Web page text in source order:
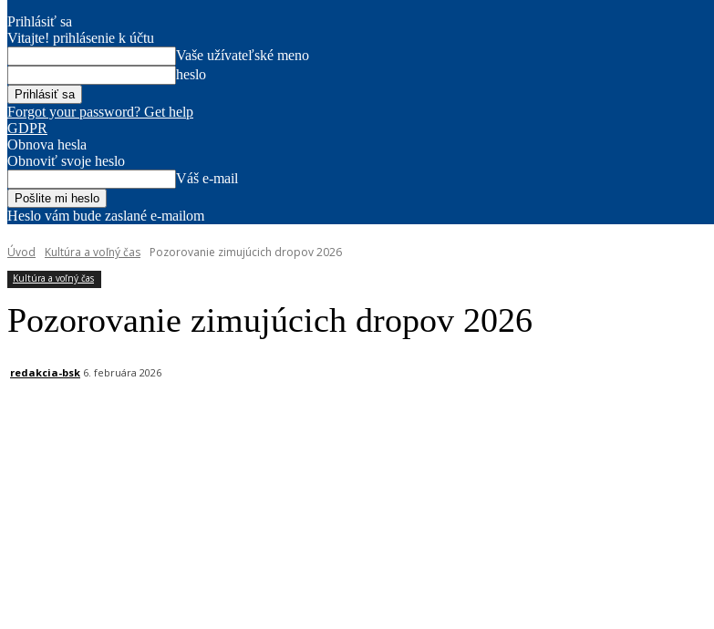
Prihlásiť sa
Vitajte! prihlásenie k účtu
Vaše užívateľské meno
heslo
Forgot your password? Get help
GDPR
Obnova hesla
Obnoviť svoje heslo
Váš e-mail
Heslo vám bude zaslané e-mailom
Úvod Kultúra a voľný čas Pozorovanie zimujúcich dropov 2026
Kultúra a voľný čas
Pozorovanie zimujúcich dropov 2026
redakcia-bsk 6. februára 2026